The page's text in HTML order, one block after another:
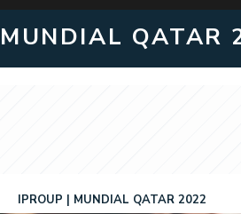
MUNDIAL QATAR
IPROUP MUNDIAL QATAR 2022